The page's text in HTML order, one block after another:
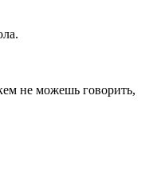
не можешь говорить,